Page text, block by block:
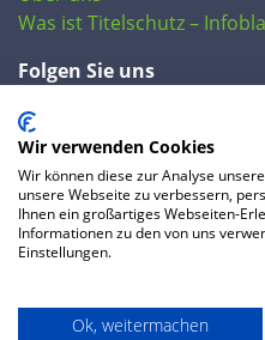
Was ist Titelschutz –
Folgen Sie uns
FAQ
Wir verwenden Cookies
Wir können diese zur Analyse
unsere Webseite zu verbessern,
Ihnen ein großartiges Webseiten-
Informationen zu den von uns
Einstellungen.
Ok, weitermachen